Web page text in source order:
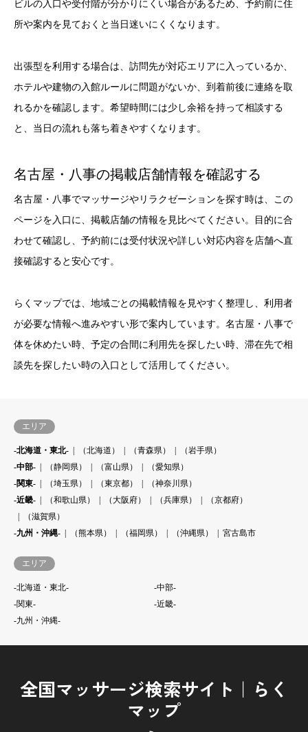
ビルの入口や受付階が分かりにくい場合があるため、予約前に住
所や案内を見ておくと当日迷いにくくなります。
出張型を利用する場合は、訪問先が対応エリアに入っているか、
ホテルや建物の入館ルールに問題がないか、到着前後に連絡を取
れるかを確認します。希望時間には少し余裕を持って相談する
と、当日の流れも落ち着きやすくなります。
名古屋・八事の掲載店舗情報を確認する
名古屋・八事でマッサージやリラクゼーションを探す時は、この
ページを入口に、掲載店舗の情報を見比べてください。目的に合
わせて確認し、予約前には受付状況や詳しい対応内容を店舗へ直
接確認すると安心です。
らくマップでは、地域ごとの掲載情報を見やすく整理し、利用者
が必要な情報へ進みやすい形で案内しています。名古屋・八事で
体を休めたい時、予定の合間に利用先を探したい時、滞在先で相
談先を探したい時の入口として活用してください。
エリア
-北海道・東北- （北海道） （青森県）
（岩手県）
-中部-
（静岡県） （富山県）
（愛知県）
-関東-
（埼玉県） （東京都）
（神奈川県）
-近畿-
（和歌山県） （大阪府） （兵庫県）
（京都府）
（滋賀県）
-九州・沖縄-
（熊本県） （福岡県） （沖縄県） 宮古島市
エリア
-北海道・東北-
-中部-
-関東-
-近畿-
-九州・沖縄-
全国マッサージ検索サイト｜らく
マップ